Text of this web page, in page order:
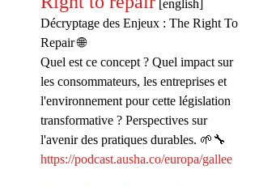
[english]
Décryptage des Enjeux : The Right To
Repair 🌐
Quel est ce concept ? Quel impact sur
les consommateurs, les entreprises et
l'environnement pour cette législation
transformative ? Perspectives sur
l'avenir des pratiques durables. 🌱🔧
https://podcast.ausha.co/europa/gallee